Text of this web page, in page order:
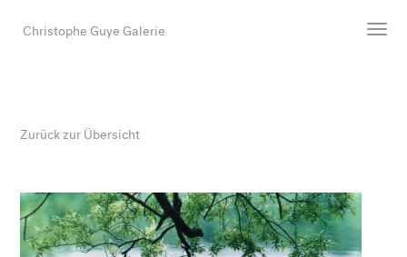
Christophe Guye Galerie
Shop
Galerie
Zurück zur Übersicht